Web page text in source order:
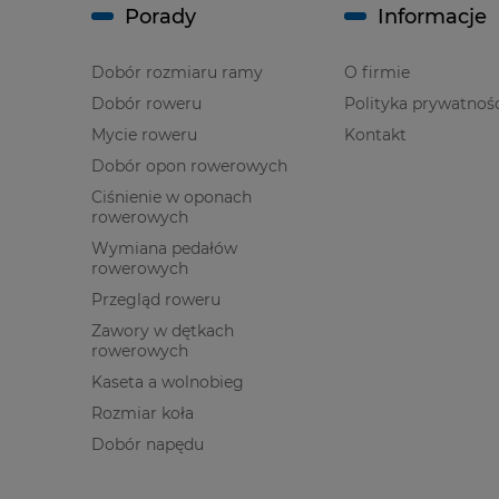
Porady
Dobór rozmiaru ramy
Dobór roweru
Mycie roweru
Dobór opon rowerowych
Ciśnienie w oponach
rowerowych
Wymiana pedałów
rowerowych
Przegląd roweru
Zawory w dętkach
rowerowych
Kaseta a wolnobieg
Rozmiar koła
Dobór napędu
Informacje
O firmie
Polityka
Kontakt